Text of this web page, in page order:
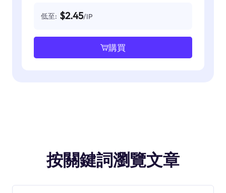
低至: $2.45/IP
購買
按關鍵詞瀏覽文章